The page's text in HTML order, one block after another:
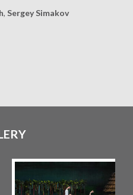
, Sergey Simakov